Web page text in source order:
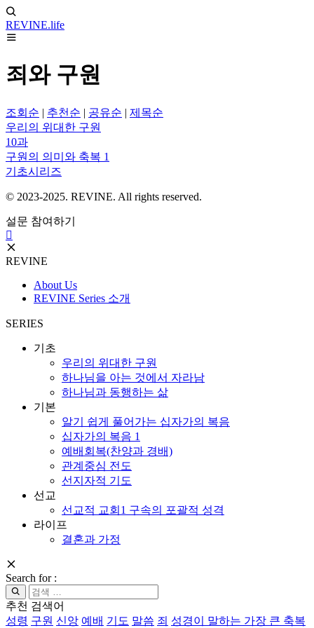
REVINE.life
죄와 구원
조회순 | 추천순 | 공유순 | 제목순
우리의 위대한 구원
10과
구원의 의미와 축복 1
기초시리즈
© 2023-2025. REVINE. All rights reserved.
설문 참여하기
REVINE
About Us
REVINE Series 소개
SERIES
기초
우리의 위대한 구원
하나님을 아는 것에서 자라남
하나님과 동행하는 삶
기본
알기 쉽게 풀어가는 십자가의 복음
십자가의 복음 1
예배회복(찬양과 경배)
관계중심 전도
선지자적 기도
선교
선교적 교회1 구속의 포괄적 성격
라이프
결혼과 가정
Search for :
추천 검색어
성령 구원 신앙 예배 기도 말씀 죄 성경이 말하는 가장 큰 축복